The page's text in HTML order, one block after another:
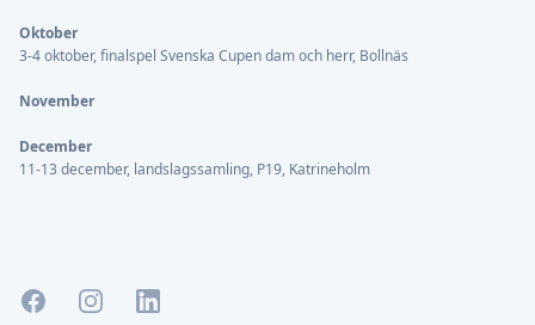
Oktober
3-4 oktober, finalspel Svenska Cupen dam och herr, Bollnäs
November
December
11-13 december, landslagssamling, P19, Katrineholm
FacebookInstagramLinkedIn